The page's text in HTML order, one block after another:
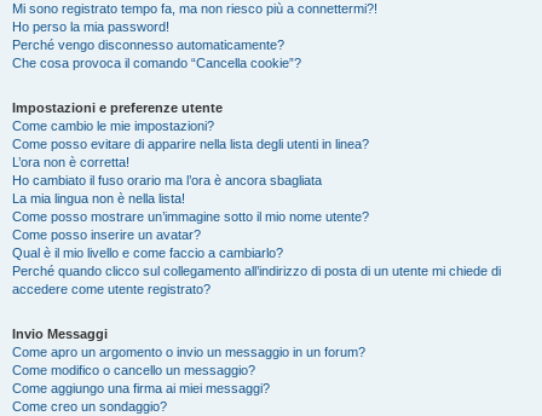
Mi sono registrato tempo fa, ma non riesco più a connettermi?!
Ho perso la mia password!
Perché vengo disconnesso automaticamente?
Che cosa provoca il comando “Cancella cookie”?
Impostazioni e preferenze utente
Come cambio le mie impostazioni?
Come posso evitare di apparire nella lista degli utenti in linea?
L’ora non è corretta!
Ho cambiato il fuso orario ma l’ora è ancora sbagliata
La mia lingua non è nella lista!
Come posso mostrare un’immagine sotto il mio nome utente?
Come posso inserire un avatar?
Qual è il mio livello e come faccio a cambiarlo?
Perché quando clicco sul collegamento all’indirizzo di posta di un utente mi chiede di
accedere come utente registrato?
Invio Messaggi
Come apro un argomento o invio un messaggio in un forum?
Come modifico o cancello un messaggio?
Come aggiungo una firma ai miei messaggi?
Come creo un sondaggio?